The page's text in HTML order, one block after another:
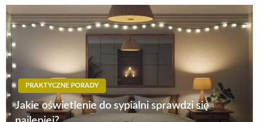
PRAKTYCZNE PORADY
Jakie oświetlenie do sypialni sprawdzi się